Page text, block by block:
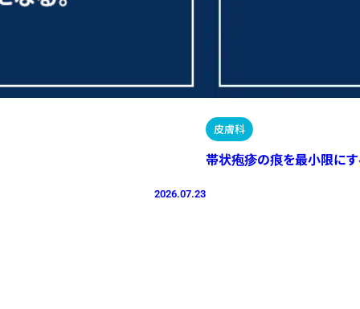
2026.07.23
皮膚科
帯状疱疹の痕を最小限にす